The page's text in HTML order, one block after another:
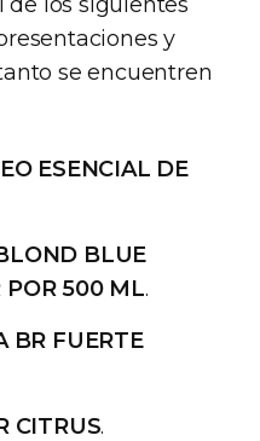
y
se encuentren
ESENCIAL DE
BLUE
POR 500 ML.
BR FUERTE
CITRUS.